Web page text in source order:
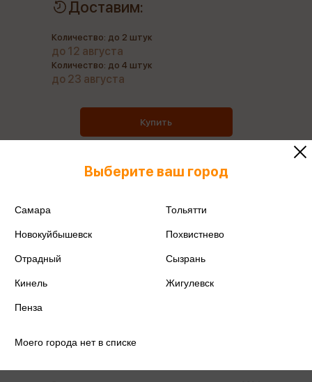
Доставим:
Количество: до 2 штук
до 12 августа
Количество: до 4 штук
до 23 августа
Купить
Поделиться
Выберите ваш город
Самара Тольятти
Новокуйбышевск Похвистнево
Отрадный Сызрань
Кинель Жигулевск
Пенза
Моего города нет в списке